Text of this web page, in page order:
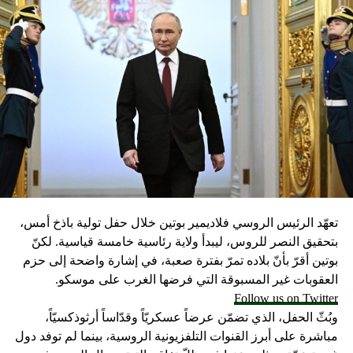
مسيرة جاكارتا
مصدر الصورة
Reuters
Image caption
في تركيا منعت الشرطة متظاهرين من السير في ميدان تقسيم
في مدينة إسطنبول.
مصدر الصورة
Image caption
هونغ كونغ أيضا شهدت في عيد العمال احتجاجا سار فيه عمال
مهاجرون.
مصدر الصورة
تعهّد الرئيس الروسي فلاديمير بوتين خلال حفل تولية باذخ أمس،
بتحقيق النصر للروس، ليبدأ ولاية رئاسية خامسة قياسية. لكنّ
بوتين أقرّ بأنّ بلاده تمرّ بفترة صعبة، في إشارة واضحة إلى حزم
العقوبات غير المسبوقة التي فرضها الغرب على موسكو.
Follow us on Twitter
وبُثّ الحفل، الذي تضمّن عرضاً عسكريّاً وقدّاساً أرثوذكسيّاً،
مباشرة على أبرز القنوات التلفزيونية الروسية، بينما لم توفد دول